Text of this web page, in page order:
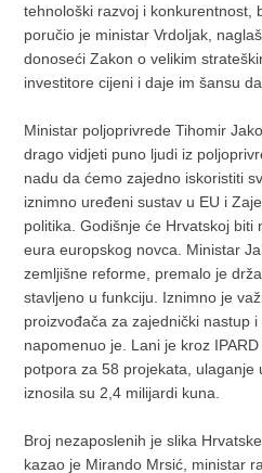
tehnološki razvoj i konkurentnost,
poručio je ministar Vrdoljak,
donoseći Zakon o velikim
investitore cijeni i daje im šansu da
Ministar poljoprivrede Tihomir
drago vidjeti puno ljudi iz
nadu da ćemo zajedno iskoristiti
iznimno uređeni sustav u EU i
politika. Godišnje će Hrvatskoj biti
eura europskog novca. Ministar
zemljišne reforme, premalo je
stavljeno u funkciju. Iznimno je
proizvođača za zajednički nastup i
napomenuo je. Lani je kroz
potpora za 58 projekata, ulaganje
iznosila su 2,4 milijardi kuna.
Broj nezaposlenih je slika
kazao je Mirando Mrsić, ministar